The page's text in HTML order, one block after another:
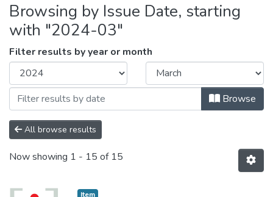
Browsing by Issue Date, starting
with "2024-03"
Filter results by year or month
Browse
All browse results
Now showing 1 - 15 of 15
Item